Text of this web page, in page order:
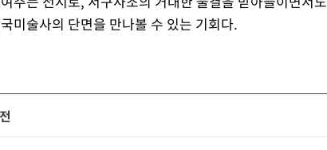
미술사의 단면을 만나볼 수 있는 기회다.